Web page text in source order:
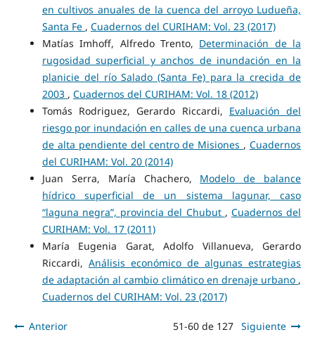
en cultivos anuales de la cuenca del arroyo Ludueña,
Santa Fe , Cuadernos del CURIHAM: Vol. 23 (2017)
Matías Imhoff, Alfredo Trento, Determinación de la
rugosidad superficial y anchos de inundación en la
planicie del río Salado (Santa Fe) para la crecida de
2003 , Cuadernos del CURIHAM: Vol. 18 (2012)
Tomás Rodriguez, Gerardo Riccardi, Evaluación del
riesgo por inundación en calles de una cuenca urbana
de alta pendiente del centro de Misiones ,Cuadernos
del CURIHAM: Vol. 20 (2014)
Juan Serra, María Chachero, Modelo de balance
hídrico superficial de un sistema lagunar, caso
“laguna negra”, provincia del Chubut , Cuadernos del
CURIHAM: Vol. 17 (2011)
María Eugenia Garat, Adolfo Villanueva, Gerardo
Riccardi, Análisis económico de algunas estrategias
de adaptación al cambio climático en drenaje urbano ,
Cuadernos del CURIHAM: Vol. 23 (2017)
Anterior 51-60 de 127 Siguiente